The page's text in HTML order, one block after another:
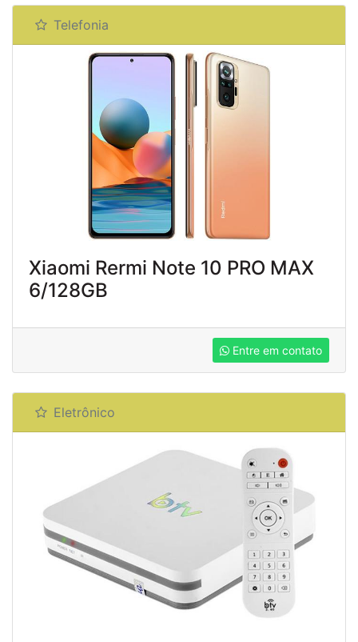
Telefonia
Xiaomi Rermi Note 10 PRO MAX
6/128GB
Entre em contato
Eletrônico